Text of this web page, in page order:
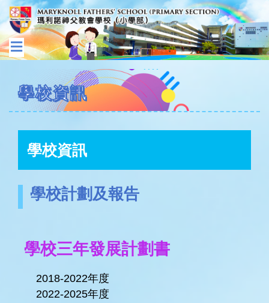
學校資訊
學校資訊
學校計劃及報告
學校三年發展計劃書
2018-2022年度
2022-2025年度